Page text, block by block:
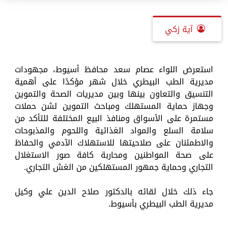
آية زكي
استعرض اللواء عصام سعد محافظ أسيوط، مجهودات
مديرية الطب البيطري خلال شهر مؤكدًا على أهمية
التنسيق والتعاون بينها وبين مديريات الصحة والتموين
وجهاز حماية المستهلك ومباحث التموين لشن حملات
مستمرة على الأسواق ومنافذ البيع المختلفة للتأكد من
سلامة السلع والمواد الغذائية واللحوم والمذبوحات
والاطمئنان على صلاحيتها للاستهلاك الآدمي والحفاظ
على صحة المواطنين ومحاربة كافة صور الاستغلال
التجاري وحماية جمهور المستهلكين من الغش التجاري.
جاء ذلك خلال لقائه بالدكتور صلاح الدين علي وكيل
مديرية الطب البيطري بأسيوط.